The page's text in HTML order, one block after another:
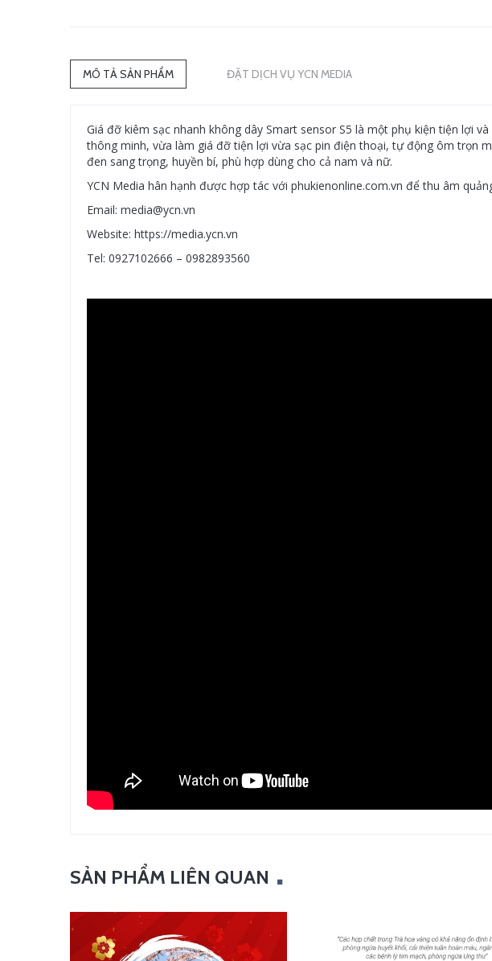
MÔ TẢ SẢN PHẨM ĐẶT DỊCH VỤ YCN MEDIA
Giá đỡ kiêm sạc nhanh không dây Smart sensor S5 là một phụ kiện tiện lợi
thông minh, vừa làm giá đỡ tiện lợi vừa sạc pin điện thoại, tự động ôm trọn
đen sang trọng, huyền bí, phù hợp dùng cho cả nam và nữ.
YCN Media hân hạnh được hợp tác với phukienonline.com.vn để thu âm
Email: media@ycn.vn
Website: https://media.ycn.vn
Tel: 0927102666 – 0982893560
SẢN PHẨM LIÊN QUAN